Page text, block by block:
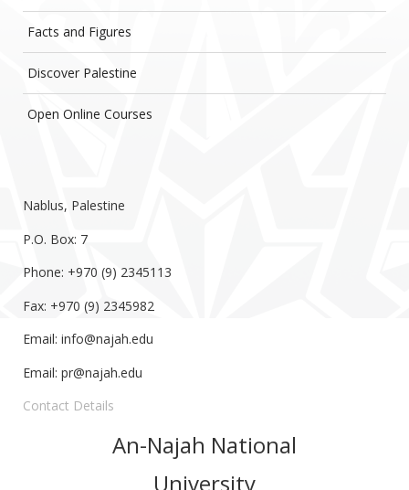
Facts and Figures
Discover Palestine
Open Online Courses
Nablus, Palestine
P.O. Box: 7
Phone: +970 (9) 2345113
Fax: +970 (9) 2345982
Email: info@najah.edu
Email: pr@najah.edu
Contact Details
An-Najah National
University